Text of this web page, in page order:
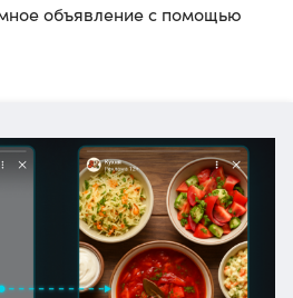
объявление с помощью